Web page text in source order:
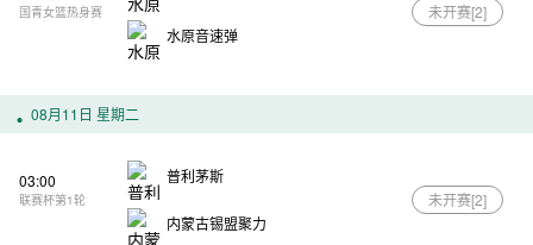
国青女篮热身赛
水原音速弹
未开赛[2]
08月11日 星期二
03:00
联赛杯第1轮
普利茅斯
内蒙古锡盟聚力
未开赛[2]